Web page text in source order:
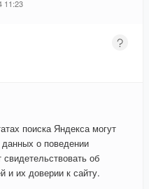
11:23
поиска Яндекса могут
о поведении
свидетельствовать об
и их доверии к сайту.